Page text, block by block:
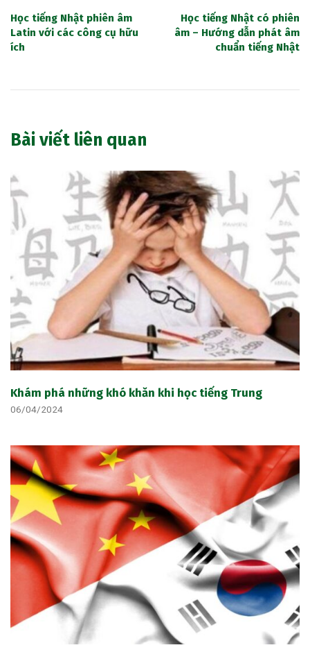
Học tiếng Nhật phiên âm
Latin với các công cụ hữu
ích
Học tiếng Nhật có phiên
âm – Hướng dẫn phát âm
chuẩn tiếng Nhật
Bài viết liên quan
Khám phá những khó khăn khi học tiếng Trung
06/04/2024